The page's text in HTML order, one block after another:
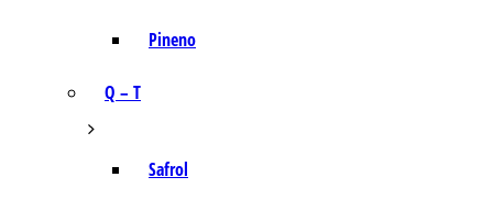
Pineno
Q – T
Safrol